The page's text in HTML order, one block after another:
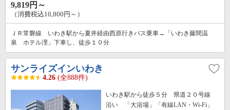
9,819円～
（消費税込10,800円～）
ＪＲ常磐線 いわき駅から夏井経由西原行きバス乗車→「いわき藤間温
泉 ホテル浬」下車し、徒歩１０分
サンライズインいわき
4.26 (全888件)
いわき駅から徒歩５分 県道２０号線
沿い 「大浴場」「有線LAN・Wi-Fi」